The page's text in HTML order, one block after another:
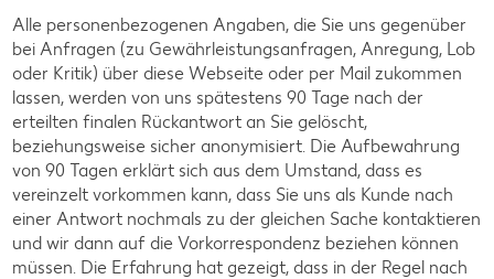
Alle personenbezogenen Angaben, die Sie uns gegenüber
bei Anfragen (zu Gewährleistungsanfragen, Anregung, Lob
oder Kritik) über diese Webseite oder per Mail zukommen
lassen, werden von uns spätestens 90 Tage nach der
erteilten finalen Rückantwort an Sie gelöscht,
beziehungsweise sicher anonymisiert. Die Aufbewahrung
von 90 Tagen erklärt sich aus dem Umstand, dass es
vereinzelt vorkommen kann, dass Sie uns als Kunde nach
einer Antwort nochmals zu der gleichen Sache kontaktieren
und wir dann auf die Vorkorrespondenz beziehen können
müssen. Die Erfahrung hat gezeigt, dass in der Regel nach